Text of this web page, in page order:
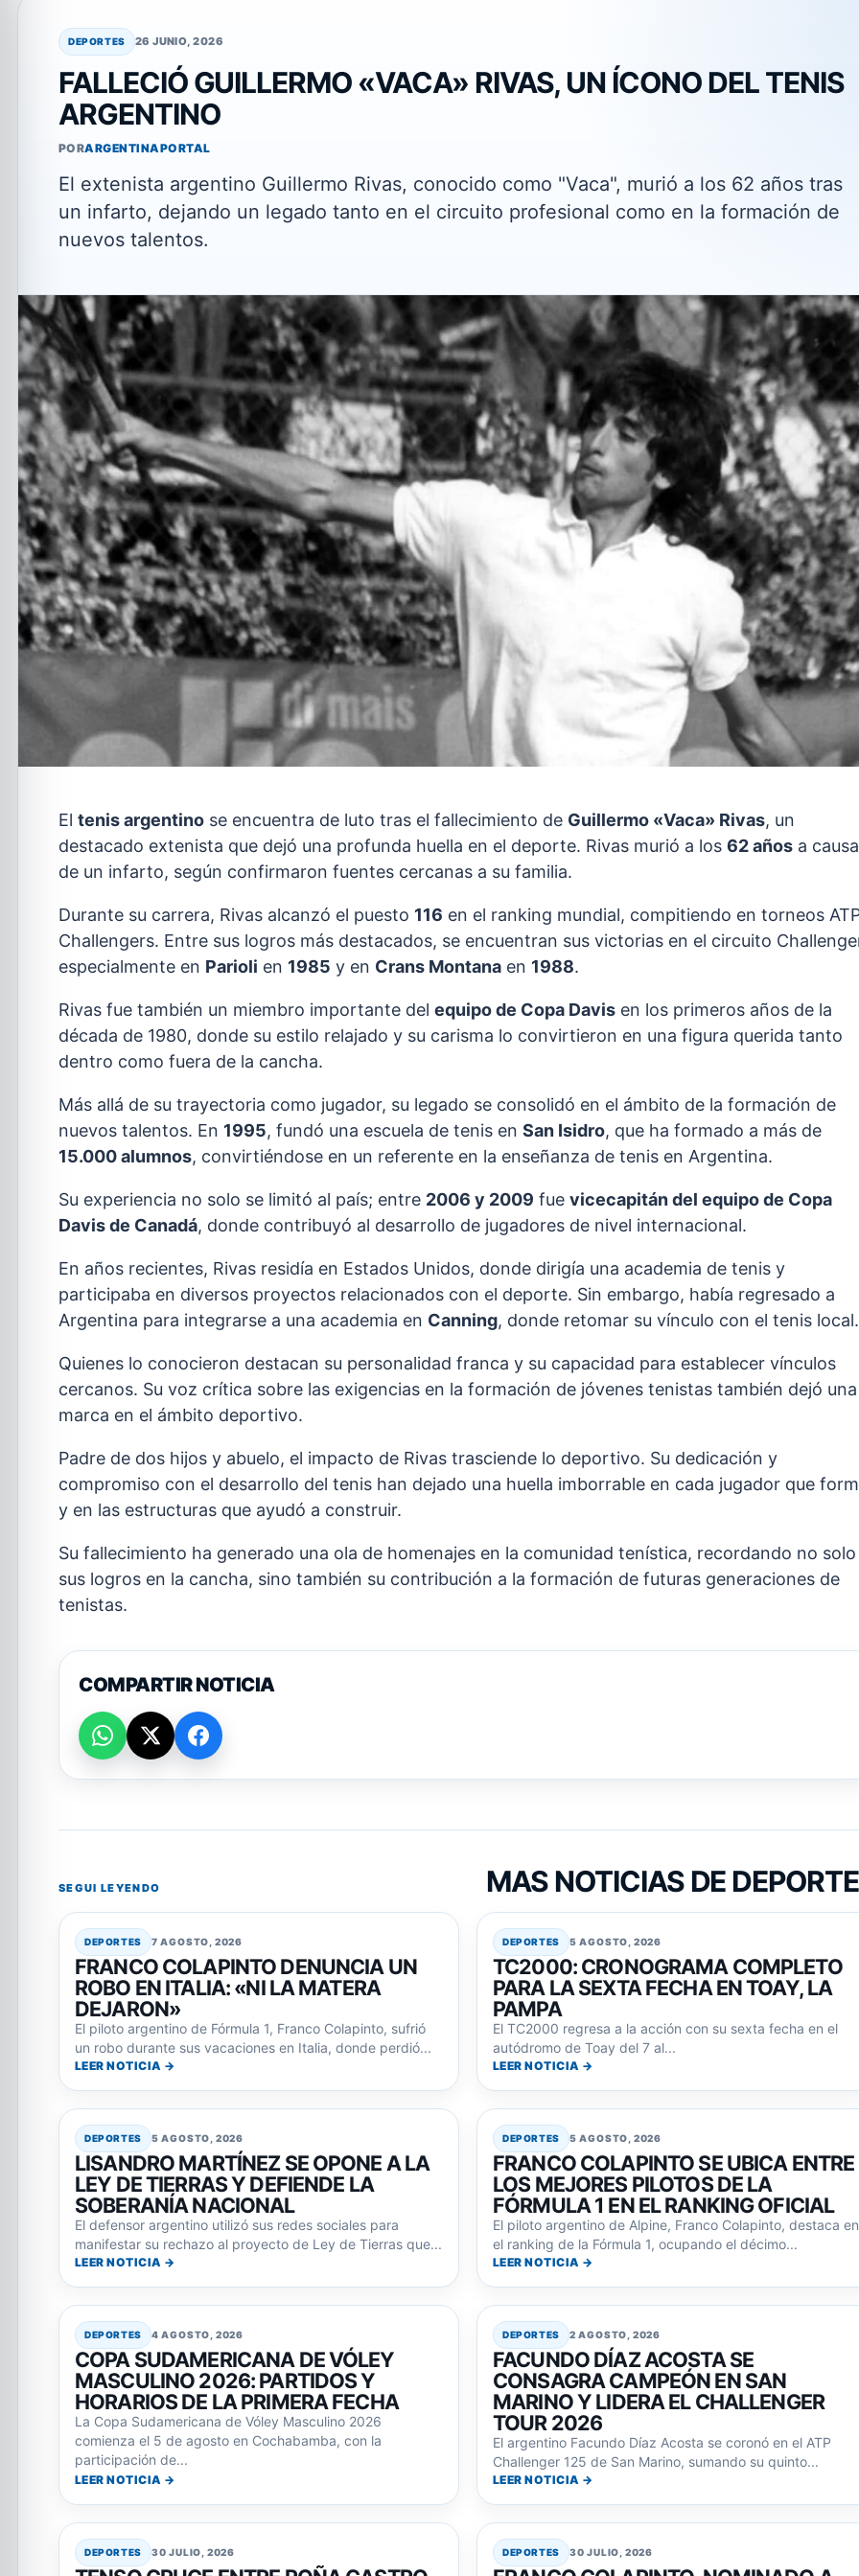
DEPORTES 26 JUNIO, 2026
FALLECIÓ GUILLERMO «VACA» RIVAS, UN ÍCONO DEL TENIS
ARGENTINO
PORARGENTINAPORTAL
El extenista argentino Guillermo Rivas, conocido como "Vaca", murió a los 62 años tras
un infarto, dejando un legado tanto en el circuito profesional como en la formación de
nuevos talentos.
El tenis argentino se encuentra de luto tras el fallecimiento de Guillermo «Vaca» Rivas, un
destacado extenista que dejó una profunda huella en el deporte. Rivas murió a los 62 años a causa
de un infarto, según confirmaron fuentes cercanas a su familia.
Durante su carrera, Rivas alcanzó el puesto 116 en el ranking mundial, compitiendo en torneos
Challengers. Entre sus logros más destacados, se encuentran sus victorias en el circuito
especialmente en Parioli en 1985 y en Crans Montana en 1988.
Rivas fue también un miembro importante del equipo de Copa Davis en los primeros años de la
década de 1980, donde su estilo relajado y su carisma lo convirtieron en una figura querida tanto
dentro como fuera de la cancha.
Más allá de su trayectoria como jugador, su legado se consolidó en el ámbito de la formación de
nuevos talentos. En 1995, fundó una escuela de tenis en San Isidro, que ha formado a más de
15.000 alumnos, convirtiéndose en un referente en la enseñanza de tenis en Argentina.
Su experiencia no solo se limitó al país; entre 2006 y 2009 fue vicecapitán del equipo de Copa
Davis de Canadá, donde contribuyó al desarrollo de jugadores de nivel internacional.
En años recientes, Rivas residía en Estados Unidos, donde dirigía una academia de tenis y
participaba en diversos proyectos relacionados con el deporte. Sin embargo, había regresado a
Argentina para integrarse a una academia en Canning, donde retomar su vínculo con el tenis local.
Quienes lo conocieron destacan su personalidad franca y su capacidad para establecer vínculos
cercanos. Su voz crítica sobre las exigencias en la formación de jóvenes tenistas también dejó una
marca en el ámbito deportivo.
Padre de dos hijos y abuelo, el impacto de Rivas trasciende lo deportivo. Su dedicación y
compromiso con el desarrollo del tenis han dejado una huella imborrable en cada jugador que
y en las estructuras que ayudó a construir.
Su fallecimiento ha generado una ola de homenajes en la comunidad tenística, recordando no solo
sus logros en la cancha, sino también su contribución a la formación de futuras generaciones de
tenistas.
COMPARTIR NOTICIA
SEGUI LEYENDO MAS NOTICIAS DE
DEPORTES 7 AGOSTO, 2026
FRANCO COLAPINTO DENUNCIA UN
ROBO EN ITALIA: «NI LA MATERA
DEJARON»
El piloto argentino de Fórmula 1, Franco Colapinto, sufrió
un robo durante sus vacaciones en Italia, donde perdió...
LEER NOTICIA →
DEPORTES 5 AGOSTO, 2026
TC2000: CRONOGRAMA COMPLETO
PARA LA SEXTA FECHA EN TOAY, LA
PAMPA
El TC2000 regresa a la acción con su sexta fecha en el
autódromo de Toay del 7 al...
LEER NOTICIA →
DEPORTES 5 AGOSTO, 2026
LISANDRO MARTÍNEZ SE OPONE A LA
LEY DE TIERRAS Y DEFIENDE LA
SOBERANÍA NACIONAL
El defensor argentino utilizó sus redes sociales para
manifestar su rechazo al proyecto de Ley de Tierras que...
LEER NOTICIA →
DEPORTES 5 AGOSTO, 2026
FRANCO COLAPINTO SE UBICA ENTRE
LOS MEJORES PILOTOS DE LA
FÓRMULA 1 EN EL RANKING OFICIAL
El piloto argentino de Alpine, Franco Colapinto, destaca en
el ranking de la Fórmula 1, ocupando el décimo...
LEER NOTICIA →
DEPORTES 4 AGOSTO, 2026
COPA SUDAMERICANA DE VÓLEY
MASCULINO 2026: PARTIDOS Y
HORARIOS DE LA PRIMERA FECHA
La Copa Sudamericana de Vóley Masculino 2026
comienza el 5 de agosto en Cochabamba, con la
participación de...
LEER NOTICIA →
DEPORTES 2 AGOSTO, 2026
FACUNDO DÍAZ ACOSTA SE
CONSAGRA CAMPEÓN EN SAN
MARINO Y LIDERA EL CHALLENGER
TOUR 2026
El argentino Facundo Díaz Acosta se coronó en el ATP
Challenger 125 de San Marino, sumando su quinto...
LEER NOTICIA →
DEPORTES 30 JULIO, 2026 DEPORTES 30 JULIO, 2026